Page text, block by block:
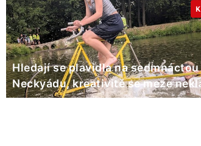
Hledají se plavidla na sedmnáctou
Neckyádu, kreativitě se meze